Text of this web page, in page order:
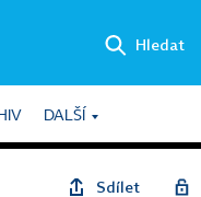
Hledat
DALŠÍ
Sdílet